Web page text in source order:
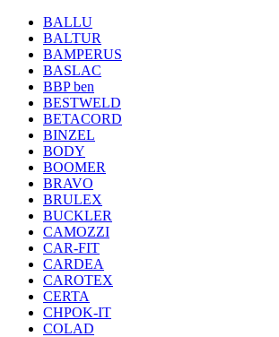
BALLU
BALTUR
BAMPERUS
BASLAC
BBP ben
BESTWELD
BETACORD
BINZEL
BODY
BOOMER
BRAVO
BRULEX
BUCKLER
CAMOZZI
CAR-FIT
CARDEA
CAROTEX
CERTA
CHPOK-IT
COLAD